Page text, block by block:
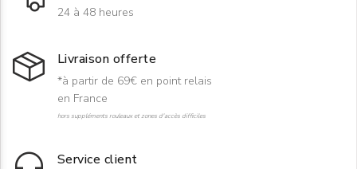
24 à 48 heures
Livraison offerte
*à partir de 69€ en point relais
en France
hors suppléments rouleaux et zones d'accès difficiles
Service client